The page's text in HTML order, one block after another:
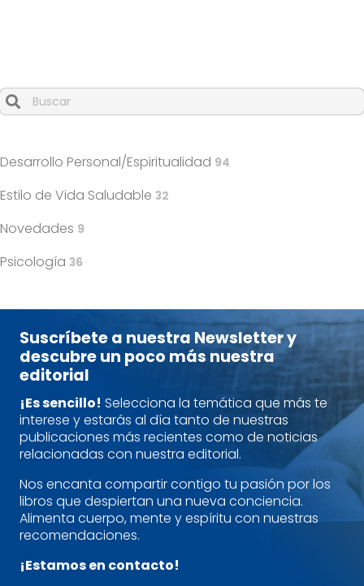
Desarrollo Personal/Espiritualidad 94
Estilo de Vida Saludable 32
Novedades 9
Psicología 36
Suscríbete a nuestra Newsletter y
descubre un poco más nuestra
editorial
¡Es sencillo! Selecciona la temática que más te
interese y estarás al día tanto de nuestras
publicaciones más recientes como de noticias
relacionadas con nuestra editorial.
Nos encanta compartir contigo tu pasión por los
libros que despiertan una nueva conciencia.
Alimenta cuerpo, mente y espíritu con nuestras
recomendaciones.
¡Estamos en contacto!